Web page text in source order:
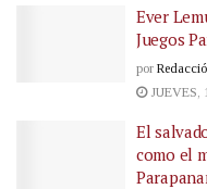
Ever
Juegos
por
JUEVES,
El
como el